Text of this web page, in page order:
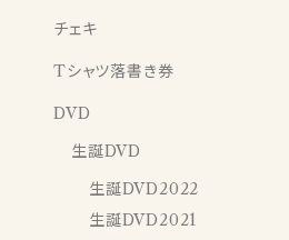
チェキ
Tシャツ落書き券
DVD
生誕DVD
生誕DVD2022
生誕DVD2021